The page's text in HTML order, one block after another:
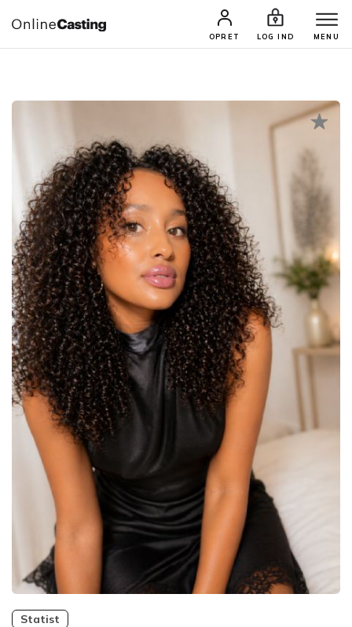
OPRET LOG IND MENU
CASTINGS & JOBS SØG PROFIL
Statist